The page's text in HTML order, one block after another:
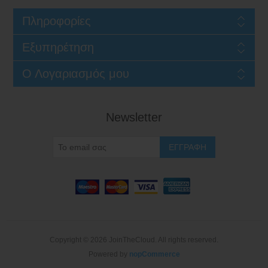
Πληροφορίες
Εξυπηρέτηση
Ο Λογαριασμός μου
Newsletter
nopCommerce